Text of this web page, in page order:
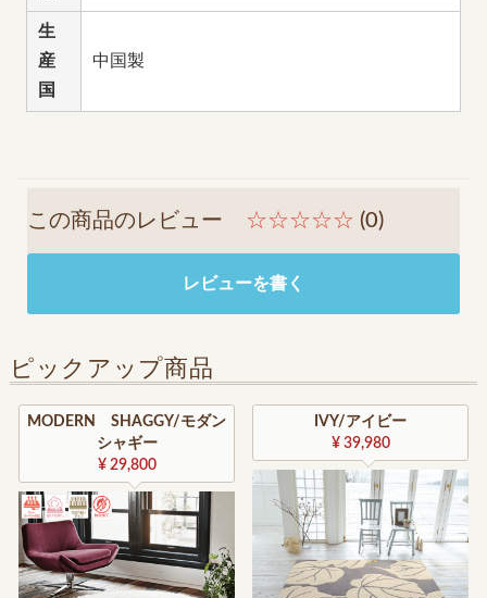
生
産
国
中国製
この商品のレビュー ☆☆☆☆☆ (0)
レビューを書く
ピックアップ商品
MODERN SHAGGY/モダン
シャギー
¥ 29,800
IVY/アイビー
¥ 39,980